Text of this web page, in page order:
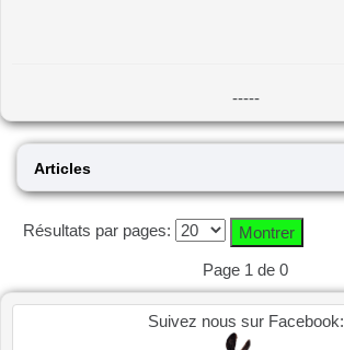
-----
Articles
Résultats par pages:
Page 1 de 0
Suivez nous sur Facebook: